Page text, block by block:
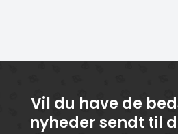
Vil du have de
nyheder sendt til